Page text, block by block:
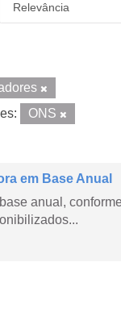
ONS
em Base Anual
anual,